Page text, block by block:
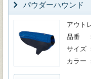
パウダーハウンド
アウト
品番
サイズ
カラー